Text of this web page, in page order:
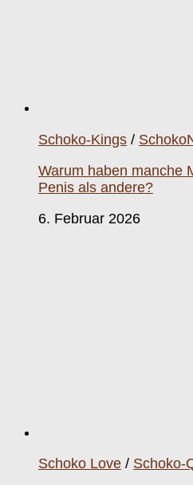
Schoko-Kings /
Warum haben manche
Penis als andere?
6. Februar 2026
Schoko Love / Schoko-